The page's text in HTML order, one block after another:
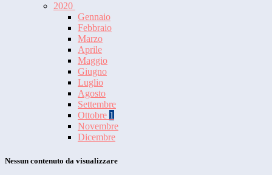
2020
Gennaio
Febbraio
Marzo
Aprile
Maggio
Giugno
Luglio
Agosto
Settembre
Ottobre 1
Novembre
Dicembre
Nessun contenuto da visualizzare